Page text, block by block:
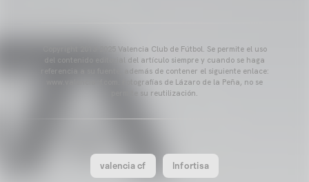
Copyright 2013-2025 Valencia Club de Fútbol. Se permite el uso
del contenido editorial del artículo siempre y cuando se haga
referencia a su fuente, además de contener el siguiente enlace:
www.valenciacf.com. Fotografías de Lázaro de la Peña, no se
permite su reutilización.
valencia cf Infortisa